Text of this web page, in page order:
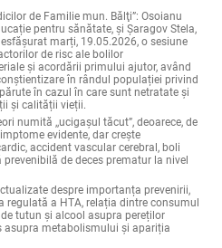
de Familie mun. Bălţi”: Osoianu
pentru sănătate, și Șaragov Stela,
marți, 19.05.2026, o sesiune
de risc ale bolilor
și acordării primului ajutor, având
în rândul populației privind
în cazul în care sunt netratate și
și calității vieții.
numită,,ucigașul tăcut”, deoarece, de
evidente, dar crește
accident vascular cerebral, boli
de deces prematur la nivel
despre importanța prevenirii,
a HTA, relația dintre consumul
tutun și alcool asupra pereților
asupra metabolismului și apariția